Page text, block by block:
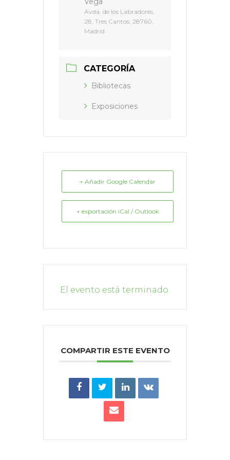
Avda. de los Labradores,
28, Tres Cantos, 28760,
Madrid
CATEGORÍA
Bibliotecas
Exposiciones
+ Añadir Google Calendar
+ exportación iCal / Outlook
El evento está terminado.
COMPARTIR ESTE EVENTO